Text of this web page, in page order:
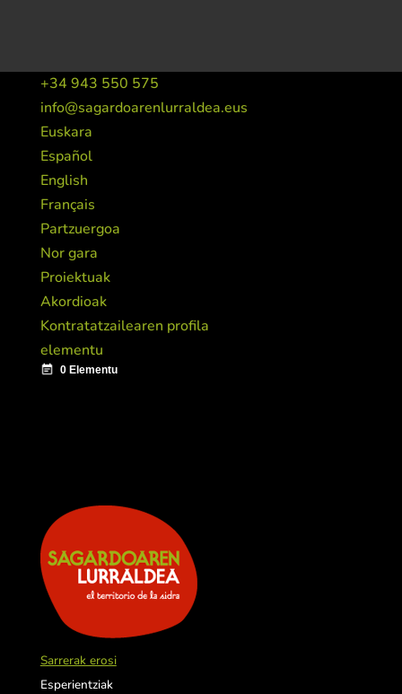
+34 943 550 575
info@sagardoarenlurraldea.eus
Euskara
Español
English
Français
Partzuergoa
Nor gara
Proiektuak
Akordioak
Kontratatzailearen profila
elementu
Sarrerak erosi
Esperientziak